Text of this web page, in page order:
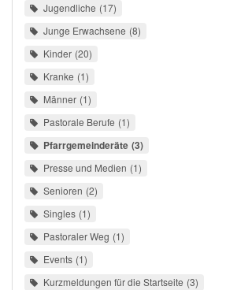
Jugendliche 17
Junge Erwachsene 8
Kinder 20
Kranke 1
Männer 1
Pastorale Berufe 1
Pfarrgemeinderäte 3
Presse und Medien 1
Senioren 2
Singles 1
Pastoraler Weg 1
Events 1
Kurzmeldungen für die Startseite 3